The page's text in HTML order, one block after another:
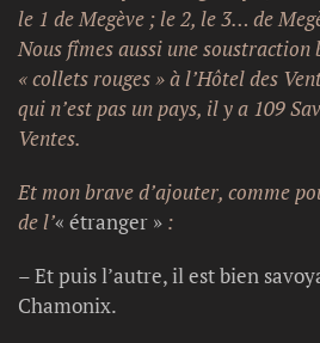
le 1 de Megève ; le 2, le 3… de
Nous fîmes aussi une
« collets rouges » à l’Hôtel des
qui n’est pas un pays, il y a 109
Ventes.
Et mon brave d’ajouter, comme
de l’« étranger » :
– Et puis l’autre, il est bien
Chamonix.